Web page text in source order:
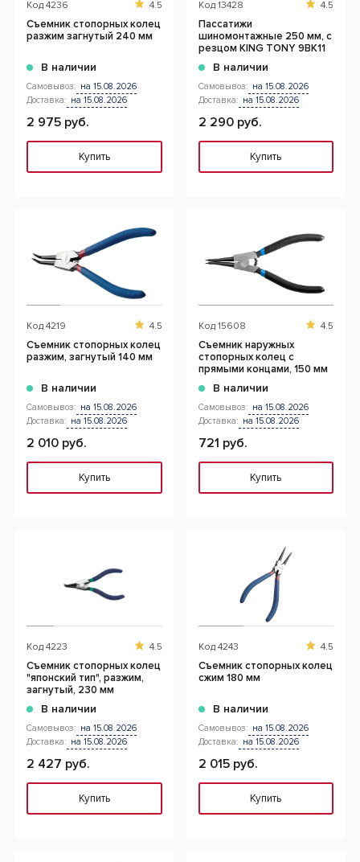
Код 4236 4.5
Съемник стопорных колец
разжим загнутый 240 мм
В наличии
Самовывоз: на 15.08.2026
Доставка: на 15.08.2026
2 975 руб.
Купить
Код 13428 4.5
Пассатижи
шиномонтажные 250 мм, с
резцом KING TONY 9BK11
В наличии
Самовывоз: на 15.08.2026
Доставка: на 15.08.2026
2 290 руб.
Купить
Код 4219 4.5
Съемник стопорных колец
разжим, загнутый 140 мм
В наличии
Самовывоз: на 15.08.2026
Доставка: на 15.08.2026
2 010 руб.
Купить
Код 15608 4.5
Съемник наружных
стопорных колец с
прямыми концами, 150 мм
В наличии
Самовывоз: на 15.08.2026
Доставка: на 15.08.2026
721 руб.
Купить
Код 4223 4.5
Съемник стопорных колец
"японский тип", разжим,
загнутый, 230 мм
В наличии
Самовывоз: на 15.08.2026
Доставка: на 15.08.2026
2 427 руб.
Купить
Код 4243 4.5
Съемник стопорных колец
сжим 180 мм
В наличии
Самовывоз: на 15.08.2026
Доставка: на 15.08.2026
2 015 руб.
Купить